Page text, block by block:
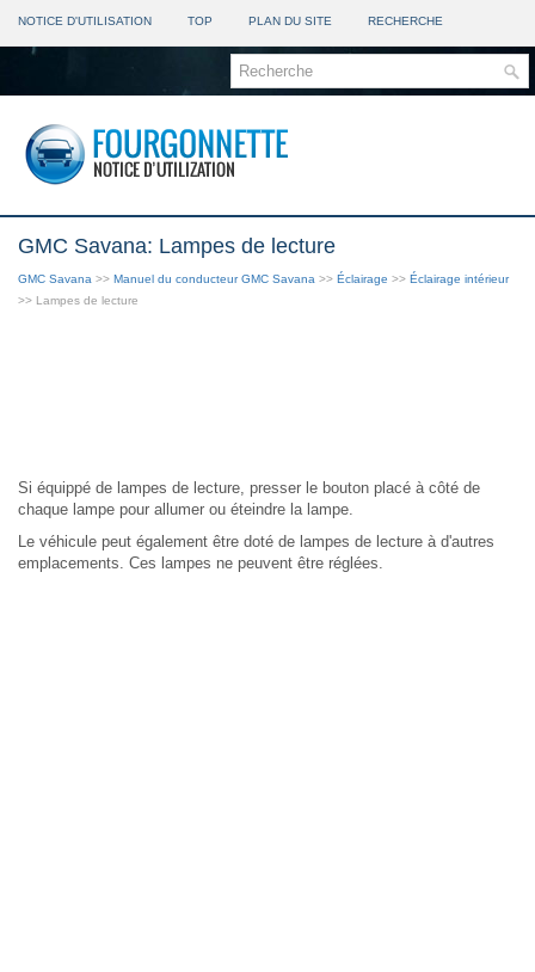
NOTICE D'UTILISATION TOP PLAN DU SITE RECHERCHE
GMC Savana: Lampes de lecture
GMC Savana >> Manuel du conducteur GMC Savana >> Éclairage >> Éclairage intérieur
>> Lampes de lecture
Si équippé de lampes de lecture, presser le bouton placé à côté de
chaque lampe pour allumer ou éteindre la lampe.
Le véhicule peut également être doté de lampes de lecture à d'autres
emplacements. Ces lampes ne peuvent être réglées.